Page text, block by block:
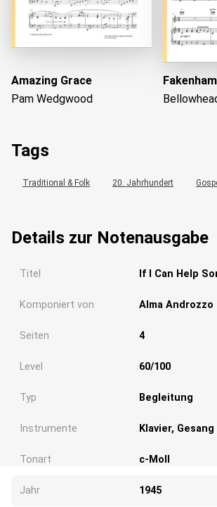
Amazing Grace
Pam Wedgwood
Tags
Traditional & Folk 20. Jahrhundert
Details zur Notenausgabe
Titel If I Can Help
Komponiert von Alma Androzzo
Seiten 4
Level 60/100
Typ Begleitung
Instrumente Klavier, Gesang
Tonart c-Moll
Jahr 1945